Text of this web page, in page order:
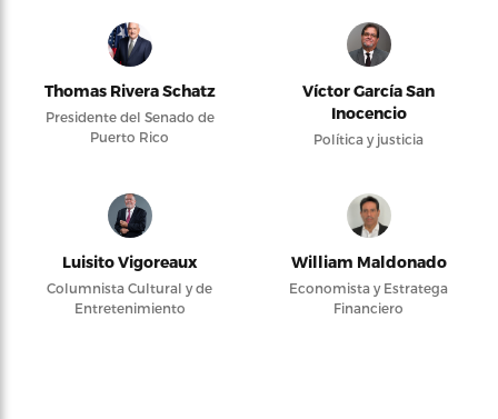
Thomas Rivera Schatz
Presidente del Senado de
Puerto Rico
Víctor García San
Inocencio
Política y justicia
Luisito Vigoreaux
Columnista Cultural y de
Entretenimiento
William Maldonado
Economista y Estratega
Financiero